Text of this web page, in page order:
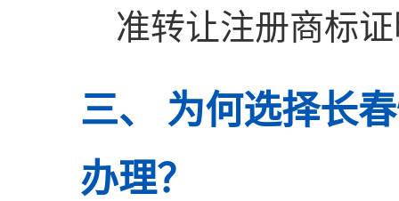
准转让注册商标
三、 为何选择长
办理？